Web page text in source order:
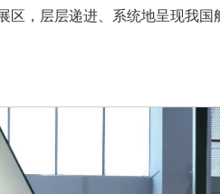
区，层层递进、系统地呈现我